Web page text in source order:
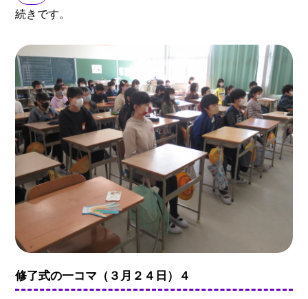
続きです。
修了式の一コマ（３月２４日）４